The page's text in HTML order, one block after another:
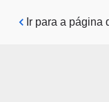
Pular para o
Ir para a página